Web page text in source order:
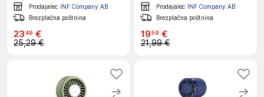
Prodajalec INF Company AB
Brezplačna poštnina
2349 €
25,29 €
Prodajalec INF Company AB
Brezplačna poštnina
1959 €
21,99 €